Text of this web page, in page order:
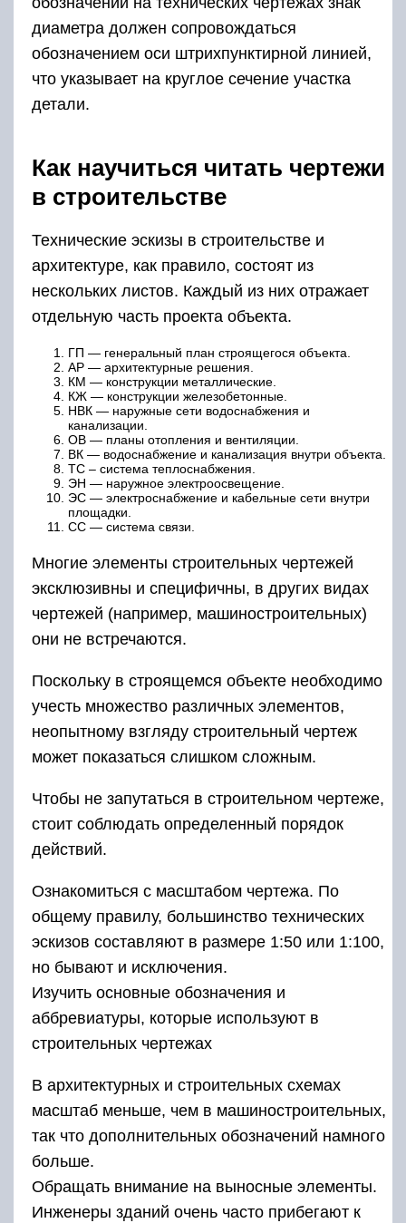
диаметра должен сопровождаться
обозначением оси штрихпунктирной линией,
что указывает на круглое сечение участка
детали.
Как научиться читать чертежи
в строительстве
Технические эскизы в строительстве и
архитектуре, как правило, состоят из
нескольких листов. Каждый из них отражает
отдельную часть проекта объекта.
ГП — генеральный план строящегося объекта.
АР — архитектурные решения.
КМ — конструкции металлические.
КЖ — конструкции железобетонные.
НВК — наружные сети водоснабжения и
канализации.
ОВ — планы отопления и вентиляции.
ВК — водоснабжение и канализация внутри объекта.
ТС – система теплоснабжения.
ЭН — наружное электроосвещение.
ЭС — электроснабжение и кабельные сети внутри
площадки.
СС — система связи.
Многие элементы строительных чертежей
эксклюзивны и специфичны, в других видах
чертежей (например, машиностроительных)
они не встречаются.
Поскольку в строящемся объекте необходимо
учесть множество различных элементов,
неопытному взгляду строительный чертеж
может показаться слишком сложным.
Чтобы не запутаться в строительном чертеже,
стоит соблюдать определенный порядок
действий.
Ознакомиться с масштабом чертежа. По
общему правилу, большинство технических
эскизов составляют в размере 1:50 или 1:100,
но бывают и исключения.
Изучить основные обозначения и
аббревиатуры, которые используют в
строительных чертежах
В архитектурных и строительных схемах
масштаб меньше, чем в машиностроительных,
так что дополнительных обозначений намного
больше.
Обращать внимание на выносные элементы.
Инженеры зданий очень часто прибегают к